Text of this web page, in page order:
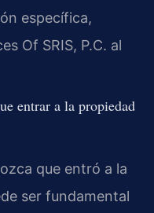
específica,
Of SRIS, P.C. al
entrar a la propiedad
que entró a la
ser fundamental